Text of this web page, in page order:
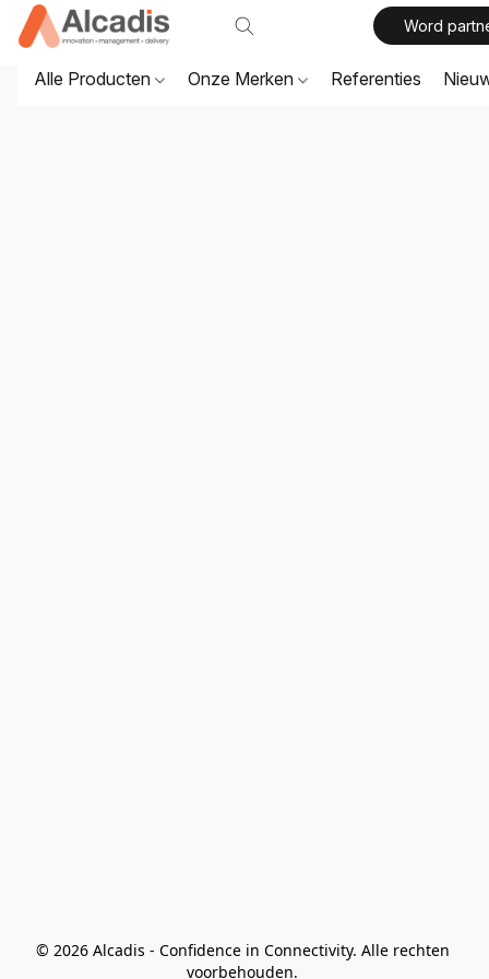
Word
Alle Producten Onze Merken Referenties
© 2026 Alcadis - Confidence in Connectivity. Alle rechten
voorbehouden.